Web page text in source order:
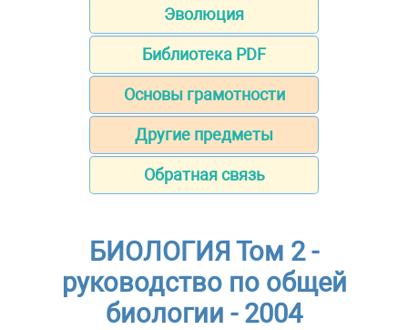
Эволюция
Библиотека PDF
Основы грамотности
Другие предметы
Обратная связь
БИОЛОГИЯ Том 2 -
руководство по общей
биологии - 2004